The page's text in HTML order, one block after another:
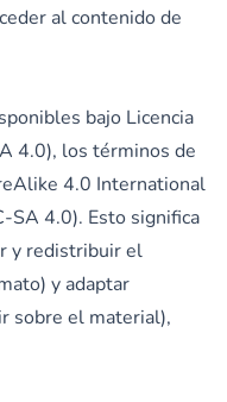
al contenido de
bajo Licencia
4.0), los términos de
4.0 International
SA 4.0). Esto significa
y redistribuir el
y adaptar
sobre el material),